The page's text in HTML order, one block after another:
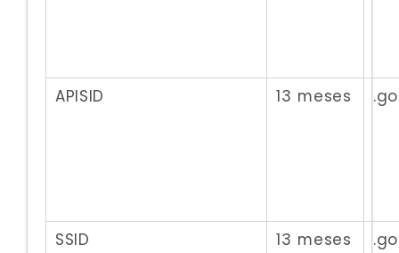
APISID 13 meses
SSID 13 meses